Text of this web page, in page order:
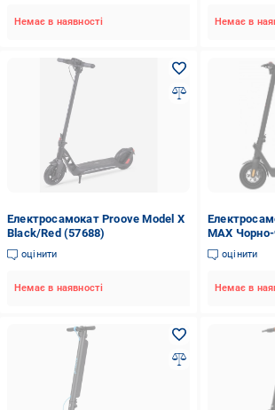
Немає в наявності Немає в
Електросамокат Proove Model X
Black/Red (57688)
оцінити
Немає в наявності
MAX
оцінити
Немає в